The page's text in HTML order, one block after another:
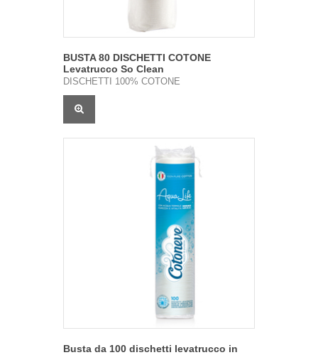
BUSTA 80 DISCHETTI COTONE
Levatrucco So Clean
DISCHETTI 100% COTONE
Busta da 100 dischetti levatrucco in